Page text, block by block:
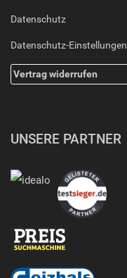
Datenschutz
Datenschutz-Einstellungen
Vertrag widerrufen
UNSERE PARTNER